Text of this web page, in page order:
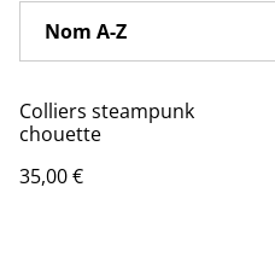
Colliers steampunk
chouette
35,00 €